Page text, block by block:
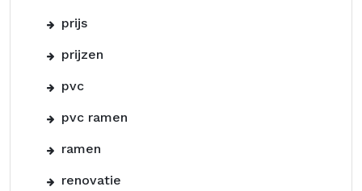
prijs
prijzen
pvc
pvc ramen
ramen
renovatie